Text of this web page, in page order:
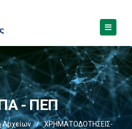
- ΠΕΠ
Αρχείων /
ΧΡΗΜΑΤΟΔΟΤΗΣΕΙΣ-